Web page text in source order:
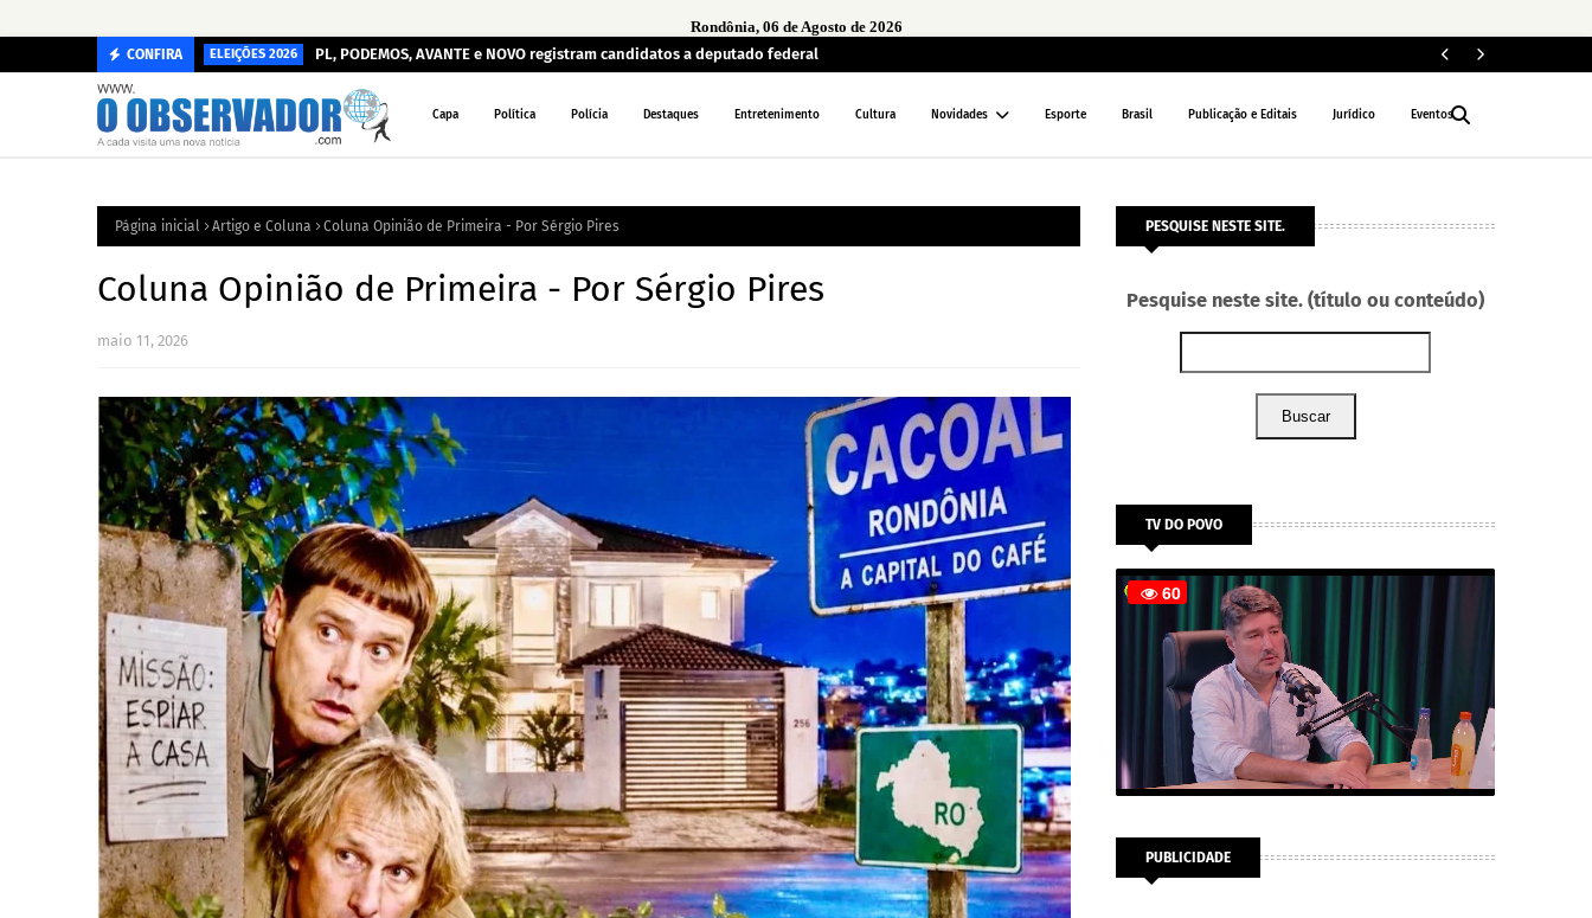
Rondônia, 06 de Agosto de 2026
CONFIRA ELEIÇÕES 2026 PL, PODEMOS, AVANTE e NOVO registram candidatos a deputado federal
Capa Política Polícia Destaques Entretenimento Cultura Novidades Esporte Brasil Publicação e Editais Jurídico Eventos
Página inicial Artigo e Coluna Coluna Opinião de Primeira - Por Sérgio Pires
Coluna Opinião de Primeira - Por Sérgio Pires
maio 11, 2026
PESQUISE NESTE SITE.
Pesquise neste site. (título ou conteúdo)
Buscar
TV DO POVO
PUBLICIDADE